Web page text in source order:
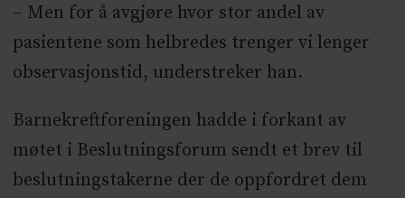
– Men for å avgjøre hvor stor andel av
pasientene som helbredes trenger vi lenger
observasjonstid, understreker han.
Barnekreftforeningen hadde i forkant av
møtet i Beslutningsforum sendt et brev til
beslutningstakerne der de oppfordret dem